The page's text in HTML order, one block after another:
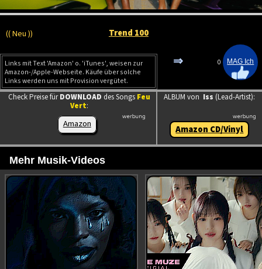
(( Neu )) Trend 100
Links mit Text 'Amazon' o. 'iTunes', weisen zur
Amazon-/Apple-Webseite. Käufe über solche
Links werden uns mit Provision vergütet.
⇒ 0
Check Preise fürDOWNLOAD des Songs Feu
Vert:
Amazon
ALBUM von Iss (Lead-Artist):
Amazon CD/Vinyl
Mehr Musik-Videos